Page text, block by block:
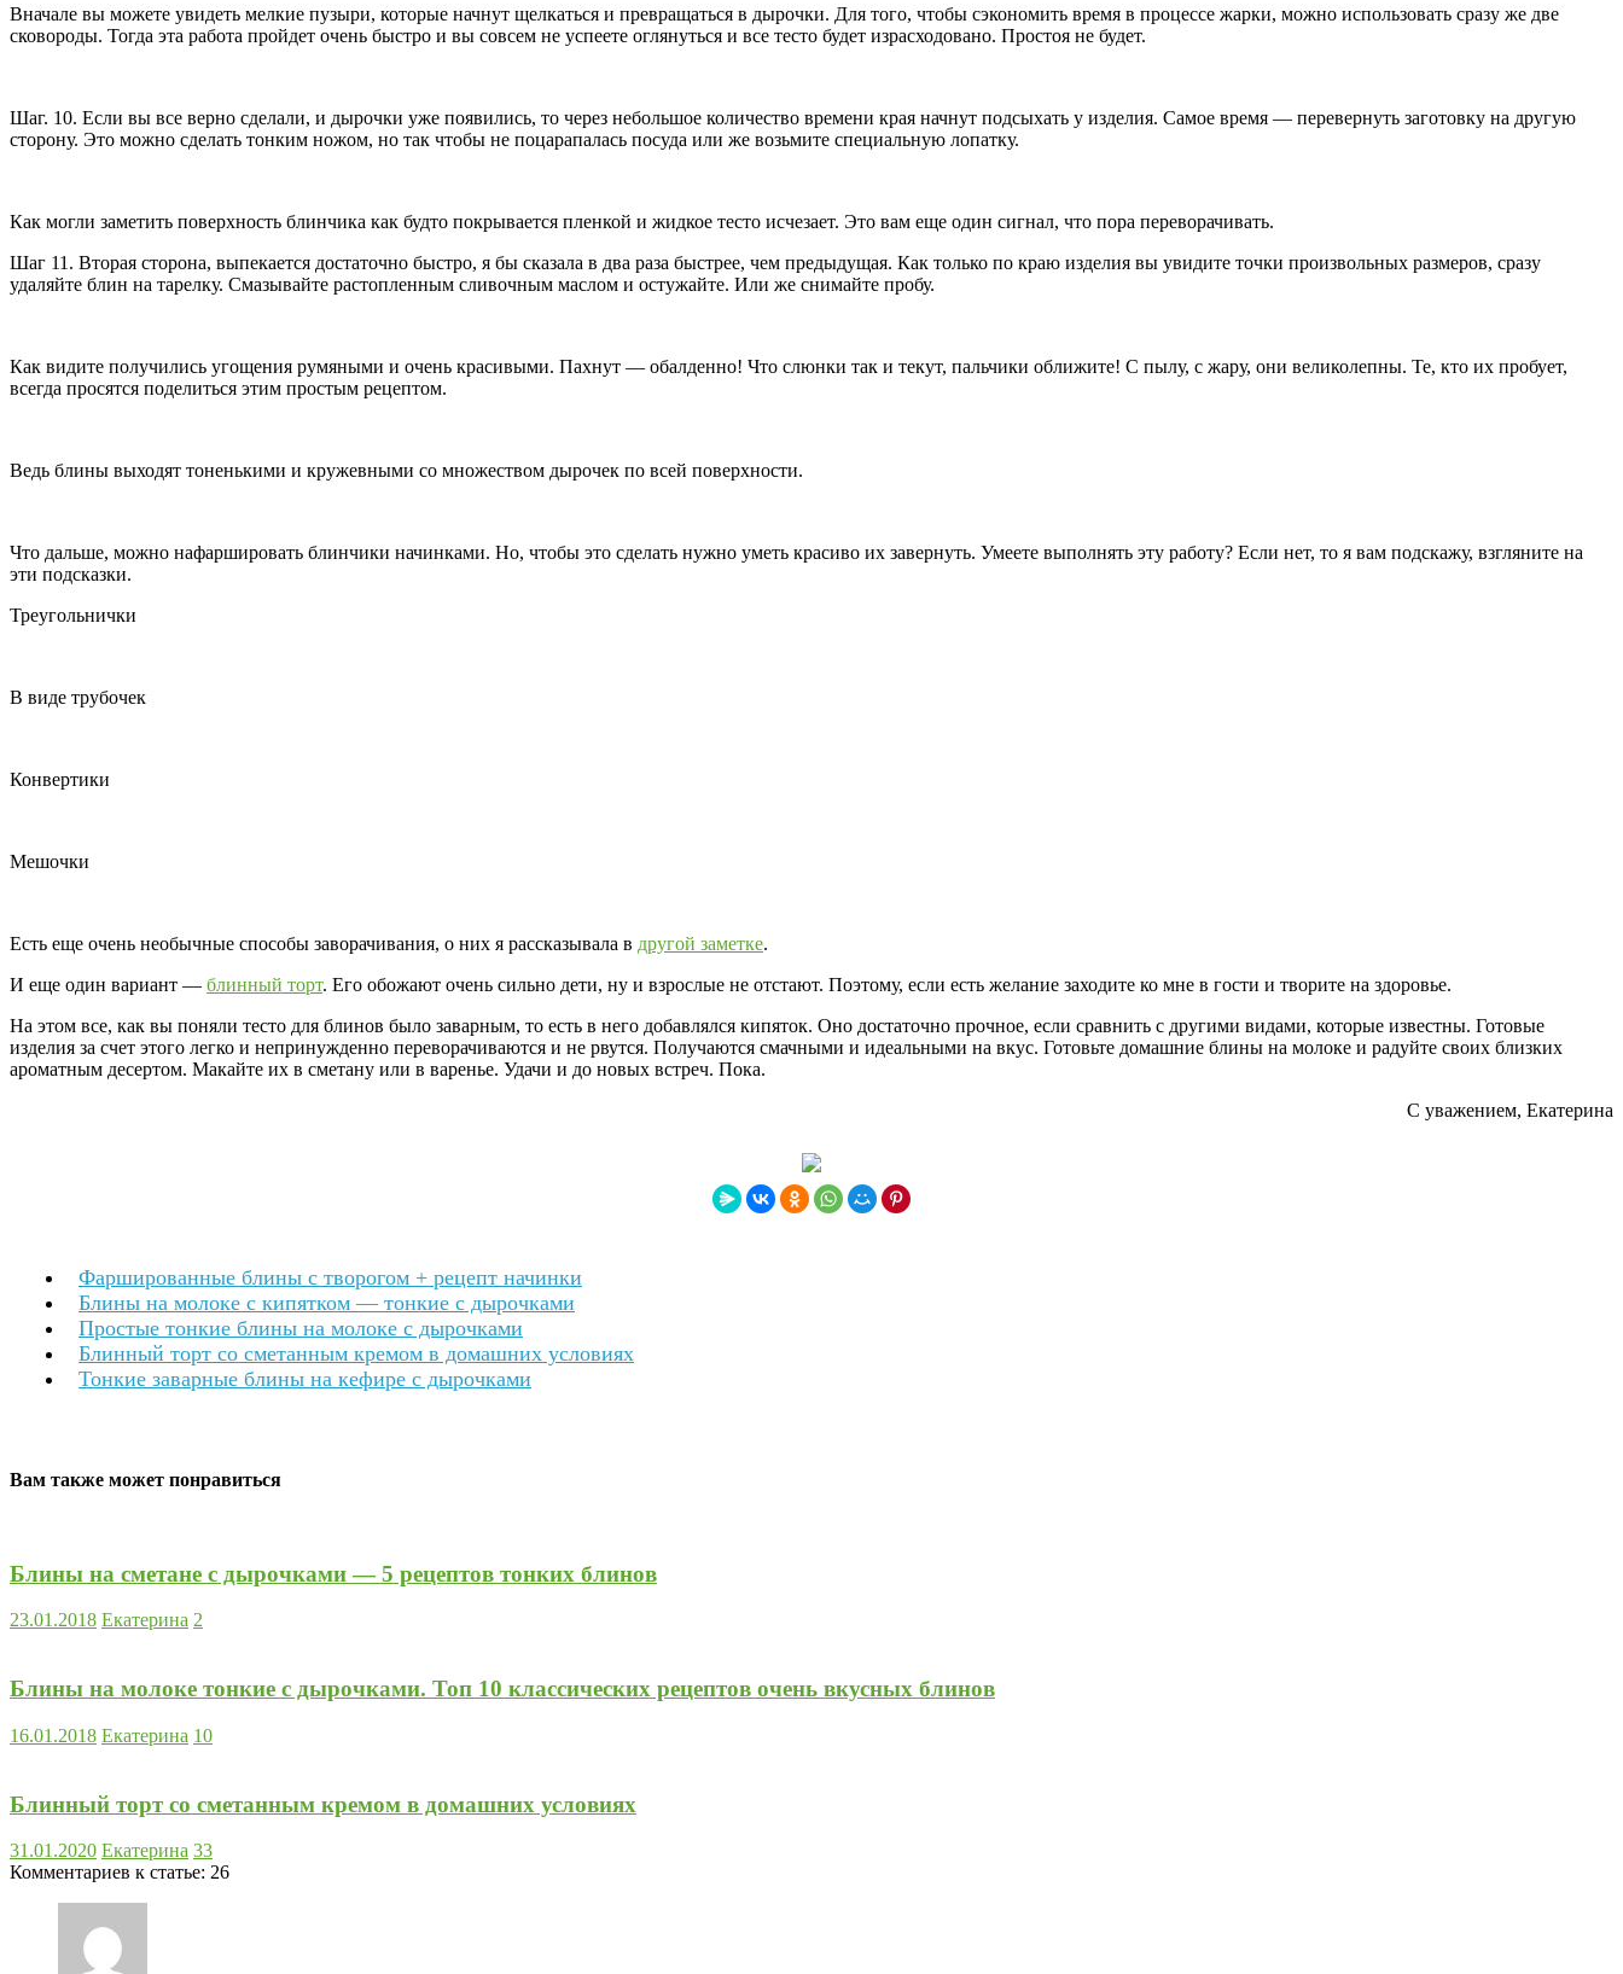
Вначале вы можете увидеть мелкие пузыри, которые начнут щелкаться и превращаться в дырочки. Для того, чтобы сэкономить время в процессе жарки, можно использовать сразу же две
сковороды. Тогда эта работа пройдет очень быстро и вы совсем не успеете оглянуться и все тесто будет израсходовано. Простоя не будет.
Шаг. 10. Если вы все верно сделали, и дырочки уже появились, то через небольшое количество времени края начнут подсыхать у изделия. Самое время — перевернуть заготовку на другую
сторону. Это можно сделать тонким ножом, но так чтобы не поцарапалась посуда или же возьмите специальную лопатку.
Как могли заметить поверхность блинчика как будто покрывается пленкой и жидкое тесто исчезает. Это вам еще один сигнал, что пора переворачивать.
Шаг 11. Вторая сторона, выпекается достаточно быстро, я бы сказала в два раза быстрее, чем предыдущая. Как только по краю изделия вы увидите точки произвольных размеров, сразу
удаляйте блин на тарелку. Смазывайте растопленным сливочным маслом и остужайте. Или же снимайте пробу.
Как видите получились угощения румяными и очень красивыми. Пахнут — обалденно! Что слюнки так и текут, пальчики оближите! С пылу, с жару, они великолепны. Те, кто их пробует,
всегда просятся поделиться этим простым рецептом.
Ведь блины выходят тоненькими и кружевными со множеством дырочек по всей поверхности.
Что дальше, можно нафаршировать блинчики начинками. Но, чтобы это сделать нужно уметь красиво их завернуть. Умеете выполнять эту работу? Если нет, то я вам подскажу, взгляните на
эти подсказки.
Треугольнички
В виде трубочек
Конвертики
Мешочки
Есть еще очень необычные способы заворачивания, о них я рассказывала в другой заметке.
И еще один вариант — блинный торт. Его обожают очень сильно дети, ну и взрослые не отстают. Поэтому, если есть желание заходите ко мне в гости и творите на здоровье.
На этом все, как вы поняли тесто для блинов было заварным, то есть в него добавлялся кипяток. Оно достаточно прочное, если сравнить с другими видами, которые известны. Готовые
изделия за счет этого легко и непринужденно переворачиваются и не рвутся. Получаются смачными и идеальными на вкус. Готовьте домашние блины на молоке и радуйте своих близких
ароматным десертом. Макайте их в сметану или в варенье. Удачи и до новых встреч. Пока.
С уважением, Екатерина
Фаршированные блины с творогом + рецепт начинки
Блины на молоке с кипятком — тонкие с дырочками
Простые тонкие блины на молоке с дырочками
Блинный торт со сметанным кремом в домашних условиях
Тонкие заварные блины на кефире с дырочками
Вам также может понравиться
Блины на сметане с дырочками — 5 рецептов тонких блинов
23.01.2018 Екатерина 2
Блины на молоке тонкие с дырочками. Топ 10 классических рецептов очень вкусных блинов
16.01.2018 Екатерина 10
Блинный торт со сметанным кремом в домашних условиях
31.01.2020 Екатерина 33
Комментариев к статье: 26